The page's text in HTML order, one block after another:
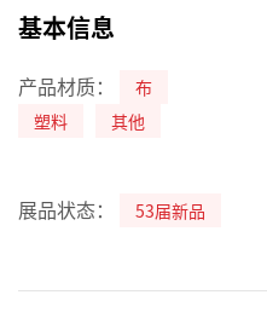
基本信息
产品材质：
布
塑料
其他
展品状态： 53届新品